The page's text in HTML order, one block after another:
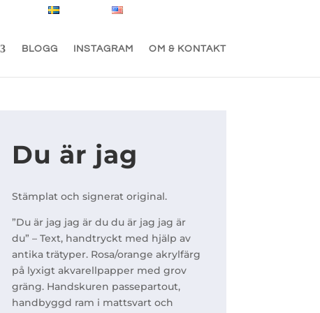
BLOGG INSTAGRAM OM & KONTAKT
Du är jag
Stämplat och signerat original.
”Du är jag jag är du du är jag jag är
du” – Text, handtryckt med hjälp av
antika trätyper. Rosa/orange akrylfärg
på lyxigt akvarellpapper med grov
gräng. Handskuren passepartout,
handbyggd ram i mattsvart och